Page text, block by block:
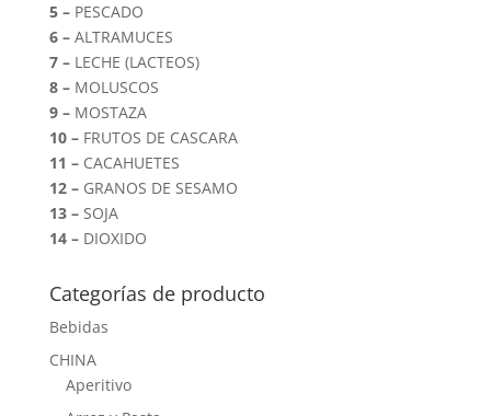
5 –PESCADO
6 –ALTRAMUCES
7 –LECHE (LACTEOS)
8 –MOLUSCOS
9 –MOSTAZA
10 –FRUTOS DE CASCARA
11 –CACAHUETES
12 –GRANOS DE SESAMO
13 –SOJA
14 –DIOXIDO
Categorías de producto
Bebidas
CHINA
Aperitivo